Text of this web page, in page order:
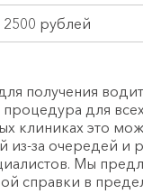
2500 рублей
получения
процедура для
клиниках это
из-за очередей и
Мы
справки в